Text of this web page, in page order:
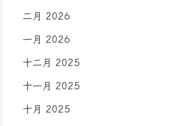
二月 2026
一月 2026
十二月 2025
十一月 2025
十月 2025